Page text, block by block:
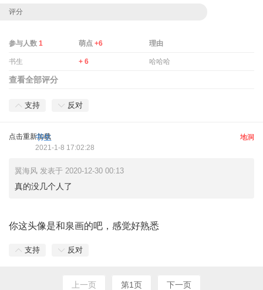
评分
参与人数 1 萌点+6 理由
书生 + 6 哈哈哈
查看全部评分
支持 反对
点击重新加载 地洞
书生
2021-1-8 17:02:28
翼海风 发表于 2020-12-30 00:13
真的没几个人了
你这头像是和泉画的吧，感觉好熟悉
支持 反对
上一页 第1页 下一页